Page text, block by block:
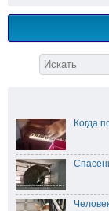
Когда